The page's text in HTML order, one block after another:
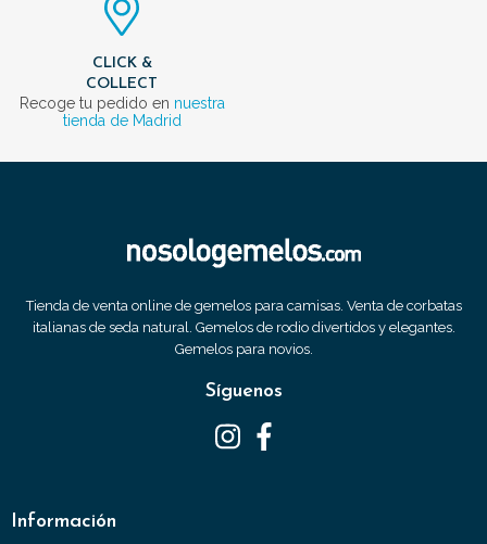
CLICK &
COLLECT
Recoge tu pedido en nuestra
tienda de Madrid
Tienda de venta online de gemelos para camisas. Venta de corbatas
italianas de seda natural. Gemelos de rodio divertidos y elegantes.
Gemelos para novios.
Síguenos
Información